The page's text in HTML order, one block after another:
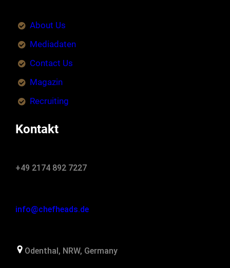
About Us
Mediadaten
Contact Us
Magazin
Recruiting
Kontakt
+49 2174 892 7227
info@chefheads.de
Odenthal, NRW, Germany